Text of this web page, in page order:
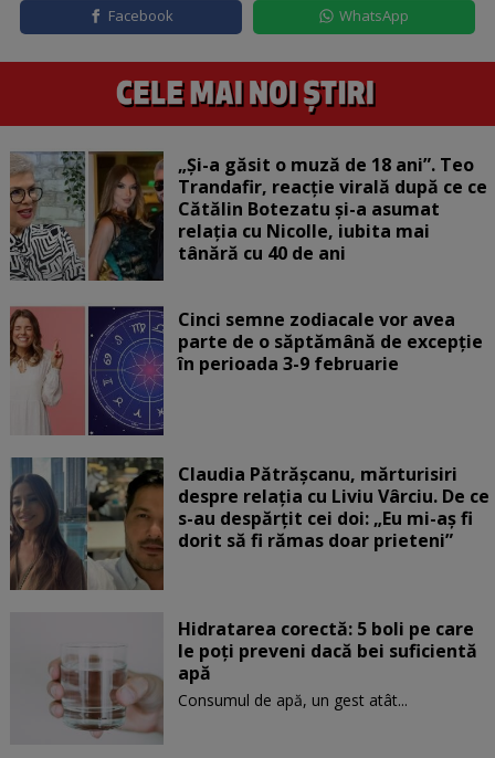
Facebook WhatsApp
„Și-a găsit o muză de 18 ani”. Teo
Trandafir, reacție virală după ce ce
Cătălin Botezatu și-a asumat
relația cu Nicolle, iubita mai
tânără cu 40 de ani
Cinci semne zodiacale vor avea
parte de o săptămână de excepție
în perioada 3-9 februarie
Claudia Pătrășcanu, mărturisiri
despre relația cu Liviu Vârciu. De ce
s-au despărțit cei doi: „Eu mi-aș fi
dorit să fi rămas doar prieteni”
Hidratarea corectă: 5 boli pe care
le poți preveni dacă bei suficientă
apă
Consumul de apă, un gest atât...